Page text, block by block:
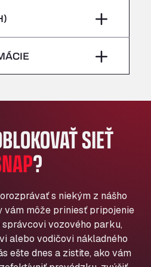
72221
6041
4, 17700
31119
8LT
SIEŤ
?
s niekým z nášho
vám môže priniesť pripojenie
vozového parku,
alebo vodičovi nákladného
ešte dnes a zistite, ako vám